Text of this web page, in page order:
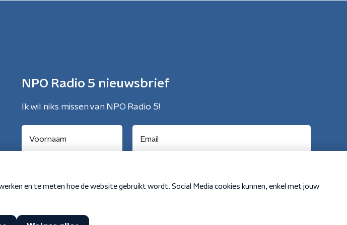
NPO Radio 5 nieuwsbrief
Ik wil niks missen van NPO Radio 5!